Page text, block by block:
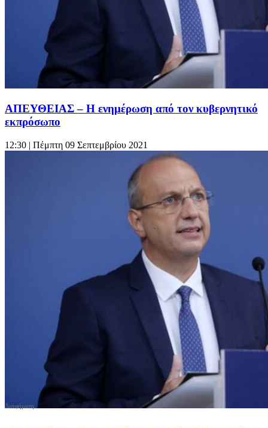
ΑΠΕΥΘΕΙΑΣ – Η ενημέρωση από τον κυβερνητικό
εκπρόσωπο
12:30 | Πέμπτη 09 Σεπτεμβρίου 2021